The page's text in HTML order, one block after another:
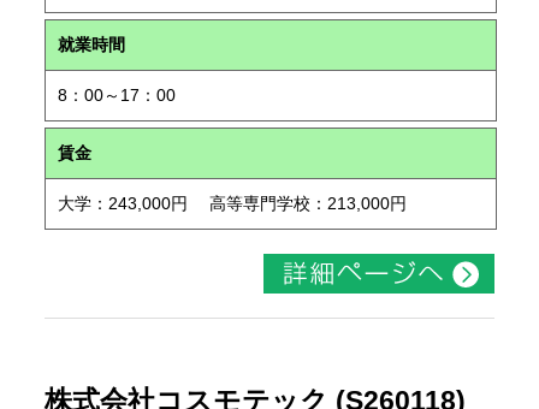
就業時間
8：00～17：00
賃金
大学：243,000円 高等専門学校：213,000円
株式会社コスモテック (S260118)